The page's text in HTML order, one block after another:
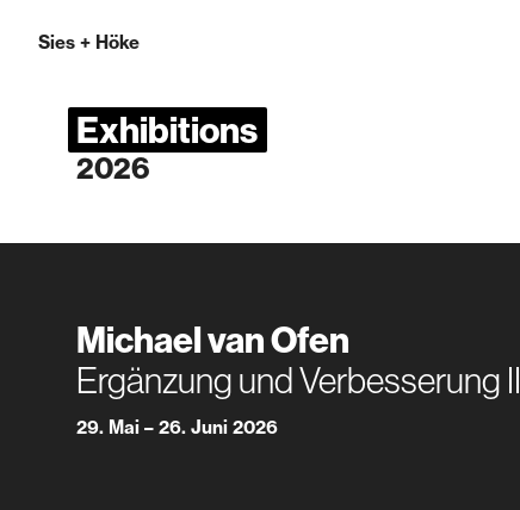
Sies + Höke
Exhibitions
2026
Michael van Ofen
Ergänzung und Verbesserung II
29. Mai – 26. Juni 2026